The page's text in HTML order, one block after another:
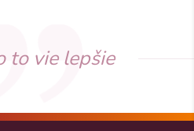
to vie lepšie